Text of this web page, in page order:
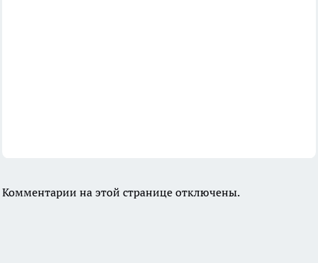
Комментарии на этой странице отключены.